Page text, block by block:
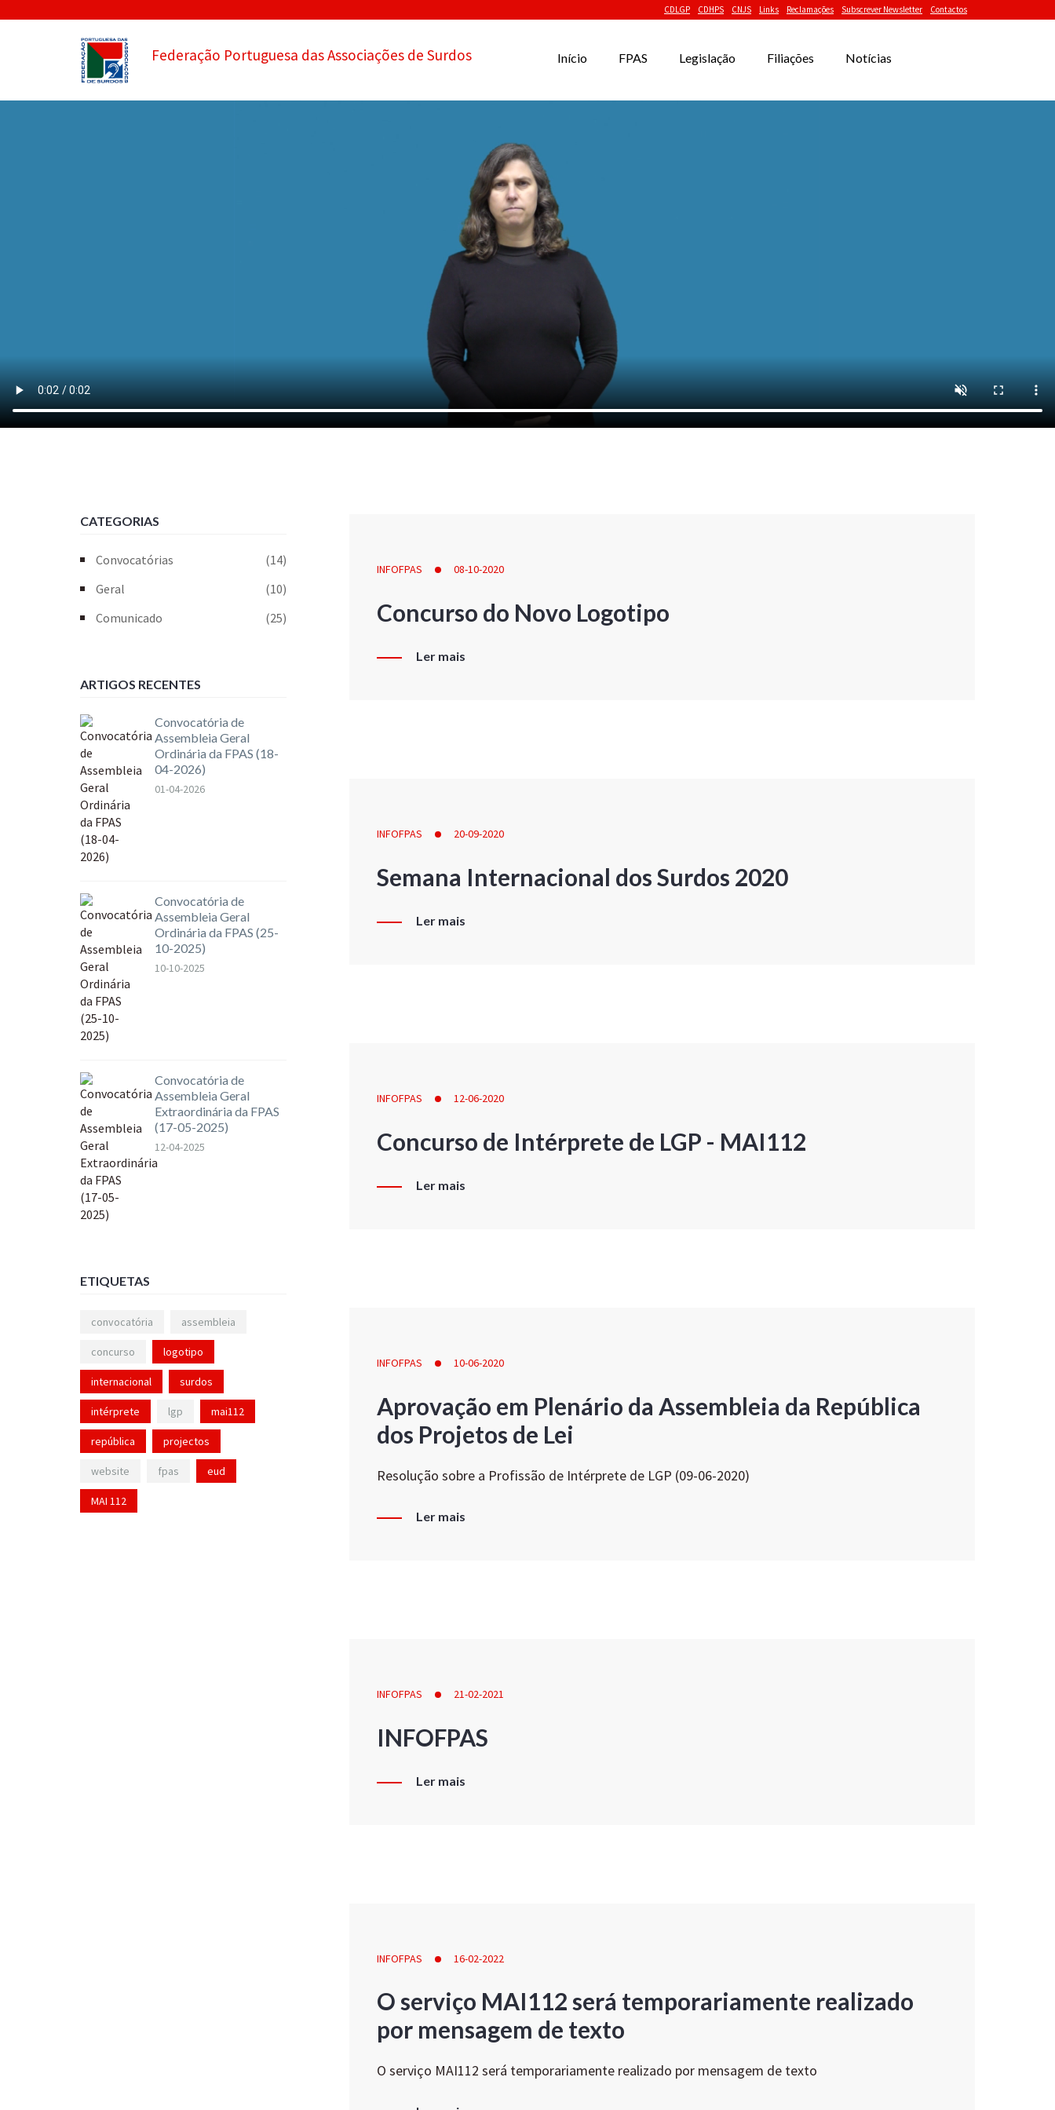
CDLGP CDHPS CNJS Links Reclamações Subscrever Newsletter Contactos
Federação Portuguesa das Associações de Surdos Início FPAS Legislação Filiações Notícias
INFOFPAS 08-10-2020
Concurso do Novo Logotipo
Ler mais
INFOFPAS 20-09-2020
Semana Internacional dos Surdos 2020
Ler mais
INFOFPAS 12-06-2020
Concurso de Intérprete de LGP - MAI112
Ler mais
INFOFPAS 10-06-2020
Aprovação em Plenário da Assembleia da República
dos Projetos de Lei
Resolução sobre a Profissão de Intérprete de LGP (09-06-2020)
Ler mais
INFOFPAS 21-02-2021
INFOFPAS
Ler mais
INFOFPAS 16-02-2022
O serviço MAI112 será temporariamente realizado
por mensagem de texto
O serviço MAI112 será temporariamente realizado por mensagem de texto
CATEGORIAS
Convocatórias
(14)
Geral
(10)
Comunicado
(25)
ARTIGOS RECENTES
Convocatória de
Assembleia Geral
Ordinária da FPAS (18-
04-2026)
01-04-2026
Convocatória de
Assembleia Geral
Ordinária da FPAS (25-
10-2025)
10-10-2025
Convocatória de
Assembleia Geral
Extraordinária da FPAS
(17-05-2025)
12-04-2025
ETIQUETAS
convocatória assembleia
concurso logotipo
internacional surdos
intérprete lgp mai112
república projectos
website fpas eud
MAI 112